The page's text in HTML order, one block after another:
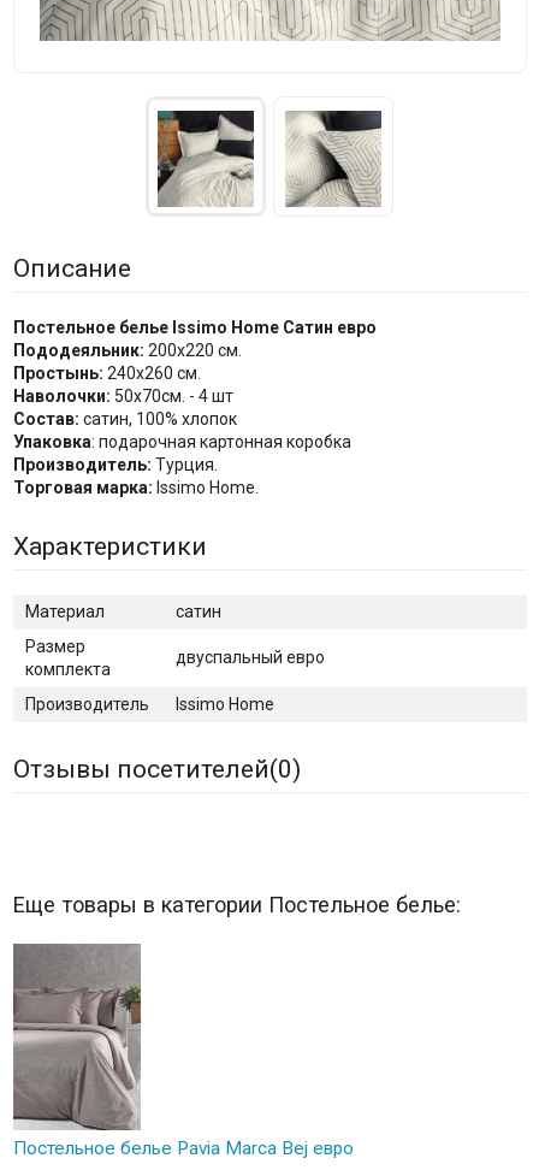
Описание
Постельное белье Issimo Home Сатин евро
Пододеяльник: 200x220 см.
Простынь: 240x260 см.
Наволочки: 50x70см. - 4 шт
Состав: сатин, 100% хлопок
Упаковка: подарочная картонная коробка
Производитель: Турция.
Торговая марка: Issimo Home.
Характеристики
Материал
сатин
Размер
комплекта
двуспальный евро
Производитель Issimo Home
Отзывы посетителей(0)
Еще товары в категории Постельное белье:
Постельное белье Pavia Marca Bej евро